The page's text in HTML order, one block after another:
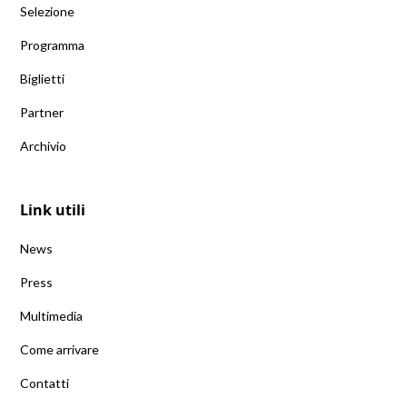
Selezione
Programma
Biglietti
Partner
Archivio
Link utili
News
Press
Multimedia
Come arrivare
Contatti